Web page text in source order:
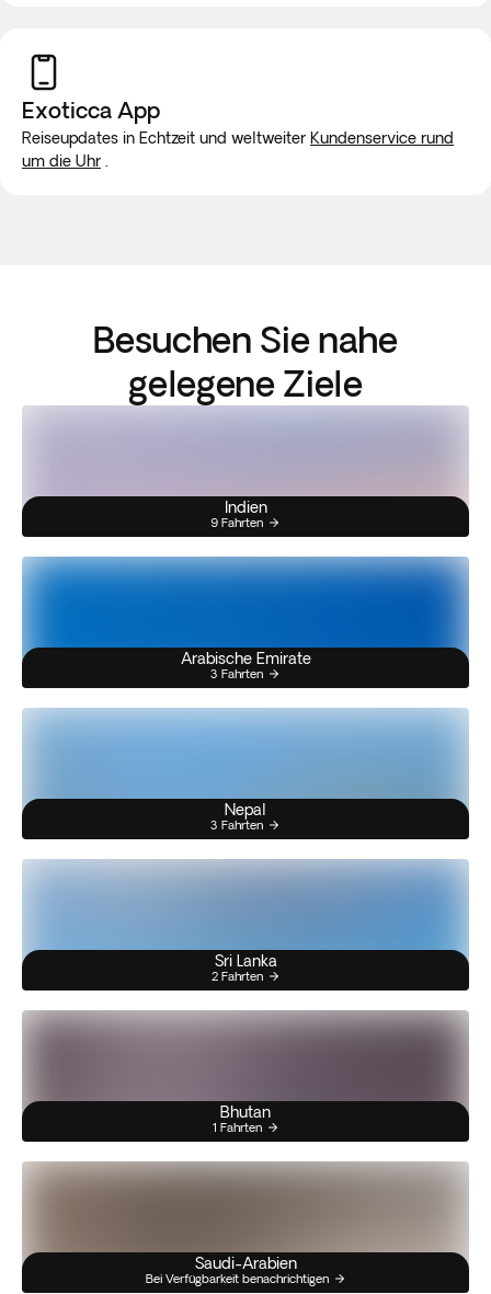
Exoticca App
Reiseupdates in Echtzeit und weltweiter Kundenservice rund
um die Uhr
Besuchen Sie nahe
gelegene Ziele
Indien
9 Fahrten
Arabische Emirate
3 Fahrten
Nepal
3 Fahrten
Sri Lanka
2 Fahrten
Bhutan
1 Fahrten
Saudi-Arabien
Bei Verfügbarkeit benachrichtigen